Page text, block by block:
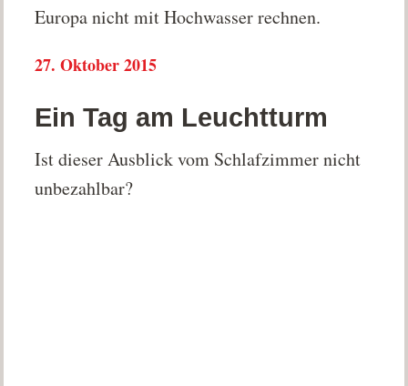
Europa nicht mit Hochwasser rechnen.
27. Oktober 2015
Ein Tag am Leuchtturm
Ist dieser Ausblick vom Schlafzimmer nicht
unbezahlbar?